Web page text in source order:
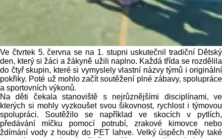
Ve čtvrtek 5. června se na 1. stupni uskutečnil tradiční Dětský
den, který si žáci a žákyně užili naplno. Každá třída se rozdělila
do čtyř skupin, které si vymyslely vlastní názvy týmů i originální
pokřiky. Poté už mohlo začít soutěžení plné zábavy, spolupráce
a sportovních výkonů.
Na děti čekala stanoviště s nejrůznějšími disciplínami, ve
kterých si mohly vyzkoušet svou šikovnost, rychlost i týmovou
spolupráci. Soutěžilo se například ve skocích v pytlích,
předávání míčku pomocí potrubí, zrakové kimovce nebo
ždímání vody z houby do PET lahve. Velký úspěch měly také